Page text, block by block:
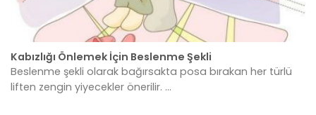
Kabızlığı Önlemek İçin Beslenme Şekli
Beslenme şekli olarak bağırsakta posa bırakan her türlü
liften zengin yiyecekler önerilir. ...